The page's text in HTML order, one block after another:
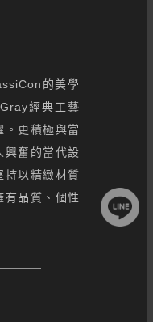
的美學
經典工藝
。更積極與當
興奮的當代設
持以精緻材質
有品質、個性